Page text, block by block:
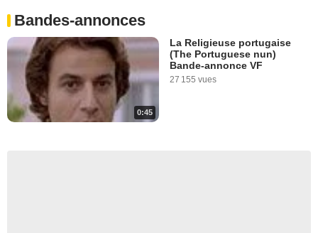
Bandes-annonces
0:45
La Religieuse portugaise
(The Portuguese nun)
Bande-annonce VF
27 155 vues